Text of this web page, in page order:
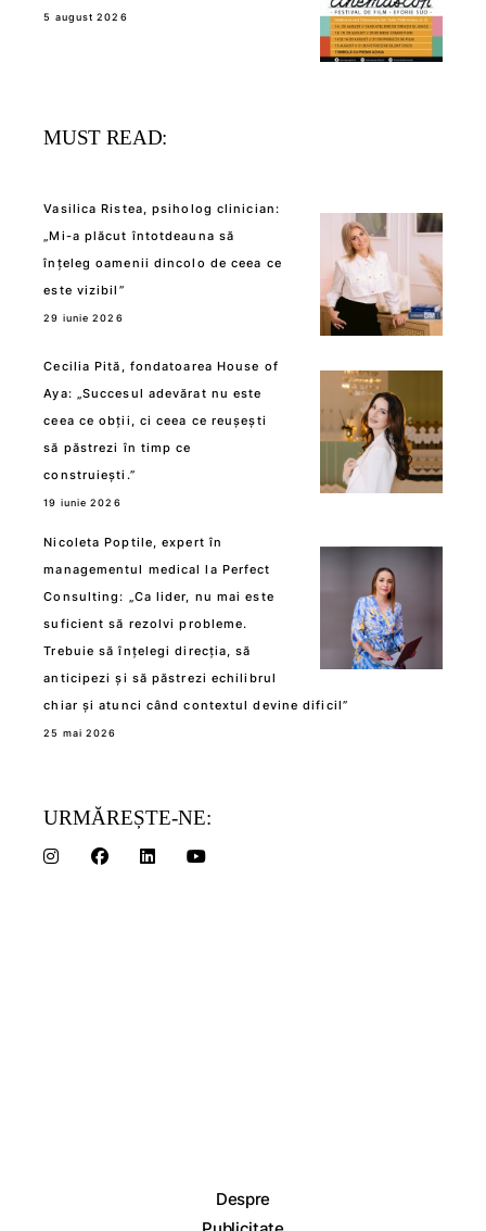
5 august 2026
MUST READ:
Vasilica Ristea, psiholog clinician:
„Mi-a plăcut întotdeauna să
înțeleg oamenii dincolo de ceea ce
este vizibil”
29 iunie 2026
Cecilia Pită, fondatoarea House of
Aya: „Succesul adevărat nu este
ceea ce obții, ci ceea ce reușești
să păstrezi în timp ce
construiești.”
19 iunie 2026
Nicoleta Poptile, expert în
managementul medical la Perfect
Consulting: „Ca lider, nu mai este
suficient să rezolvi probleme.
Trebuie să înțelegi direcția, să
anticipezi și să păstrezi echilibrul
chiar și atunci când contextul devine dificil”
25 mai 2026
URMĂREȘTE-NE:
Despre